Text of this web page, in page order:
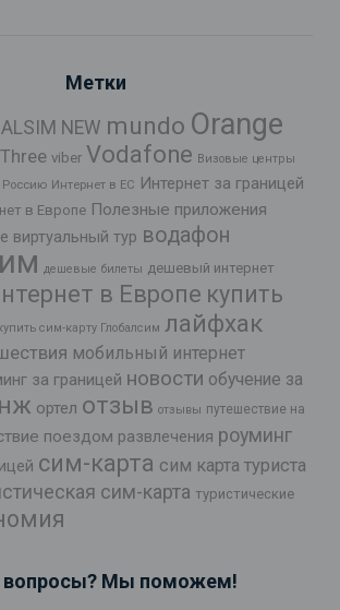
Метки
NEW mundo Orange
Three viber Vodafone Визовые центры
Россию Интернет в ЕС Интернет за границей
в Европе Полезные приложения
виртуальный тур водафон
дешевые билеты дешевый интернет
в Европе купить
сим-карту Глобалсим лайфхак
мобильный интернет
за границей новости обучение за
ортел отзыв отзывы путешествие на
поездом развлечения роуминг
сим-карта сим карта туриста
сим-карта туристические
вопросы? Мы поможем!